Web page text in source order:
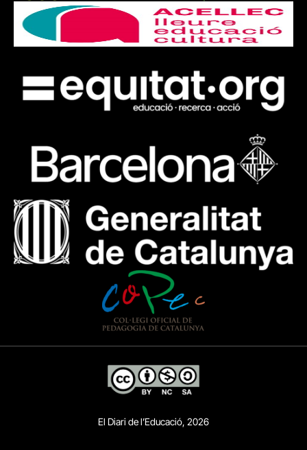
El Diari de l’Educació, 2026